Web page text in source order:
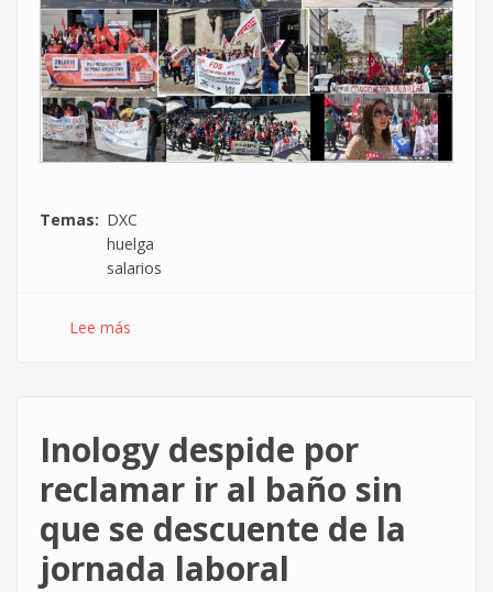
Temas
DXC
huelga
salarios
Lee más
de
la
plantilla
en
la
huelga
Inology despide por
reclamar ir al baño sin
que se descuente de la
jornada laboral